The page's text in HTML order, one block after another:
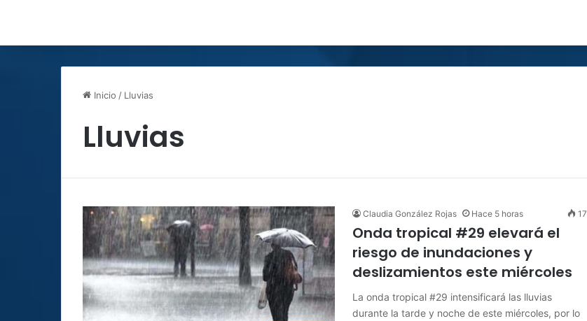
Inicio / Lluvias
Lluvias
Claudia González Rojas Hace 5 horas 17
Onda tropical #29 elevará el
riesgo de inundaciones y
deslizamientos este miércoles
La onda tropical #29 intensificará las lluvias
durante la tarde y noche de este miércoles, por lo